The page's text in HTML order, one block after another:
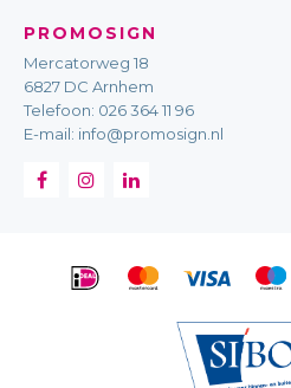
PROMOSIGN
Mercatorweg 18
6827 DC Arnhem
Telefoon: 026 364 11 96
E-mail: info@promosign.nl